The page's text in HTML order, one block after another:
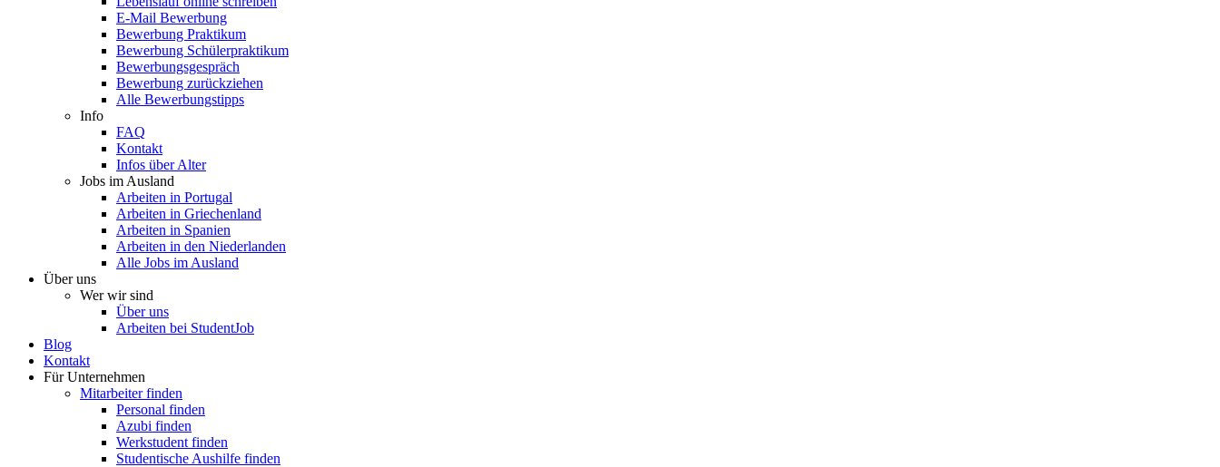
E-Mail Bewerbung
Bewerbung Praktikum
Bewerbung Schülerpraktikum
Bewerbungsgespräch
Bewerbung zurückziehen
Alle Bewerbungstipps
Info
FAQ
Kontakt
Infos über Alter
Jobs im Ausland
Arbeiten in Portugal
Arbeiten in Griechenland
Arbeiten in Spanien
Arbeiten in den Niederlanden
Alle Jobs im Ausland
Über uns
Wer wir sind
Über uns
Arbeiten bei StudentJob
Blog
Kontakt
Für Unternehmen
Mitarbeiter finden
Personal finden
Azubi finden
Werkstudent finden
Studentische Aushilfe finden